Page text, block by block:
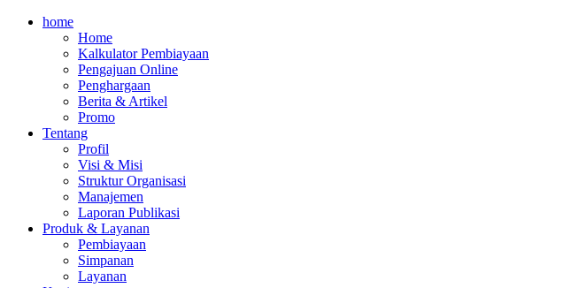
home
Home
Kalkulator Pembiayaan
Pengajuan Online
Penghargaan
Berita & Artikel
Promo
Tentang
Profil
Visi & Misi
Struktur Organisasi
Manajemen
Laporan Publikasi
Produk & Layanan
Pembiayaan
Simpanan
Layanan